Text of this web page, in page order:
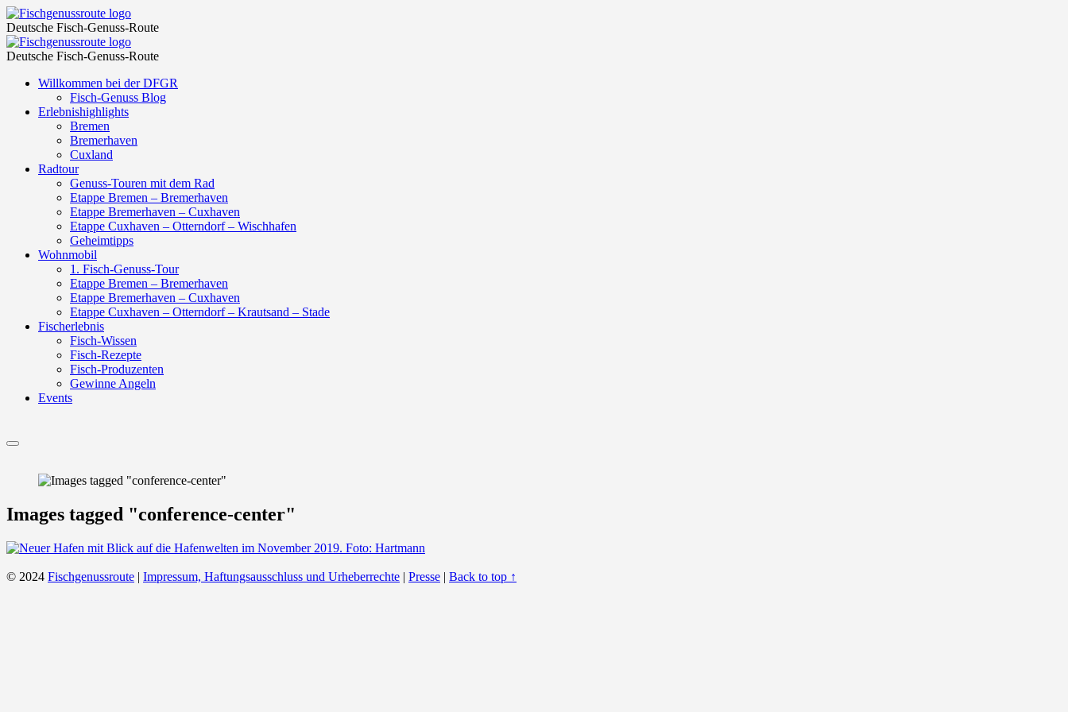
Conference
Center
–
Fischgenussroute
Fischgenussroute
Deutsche Fisch-Genuss-Route
Conference
Center
Fischgenussroute
Fischgenussroute
Deutsche Fisch-Genuss-Route
Skip
content
Willkommen bei der DFGR
Fisch-Genuss Blog
Erlebnishighlights
Bremen
Bremerhaven
Cuxland
Radtour
Genuss-Touren mit dem Rad
Etappe Bremen – Bremerhaven
Etappe Bremerhaven – Cuxhaven
Etappe Cuxhaven – Otterndorf – Wischhafen
Geheimtipps
Wohnmobil
1. Fisch-Genuss-Tour
Etappe Bremen – Bremerhaven
Etappe Bremerhaven – Cuxhaven
Etappe Cuxhaven – Otterndorf – Krautsand – Stade
Fischerlebnis
Fisch-Wissen
Fisch-Rezepte
Fisch-Produzenten
Gewinne Angeln
Events
Menu
Images tagged "conference-center"
© 2024 Fischgenussroute | Impressum, Haftungsausschluss und Urheberrechte | Presse | Back to top ↑